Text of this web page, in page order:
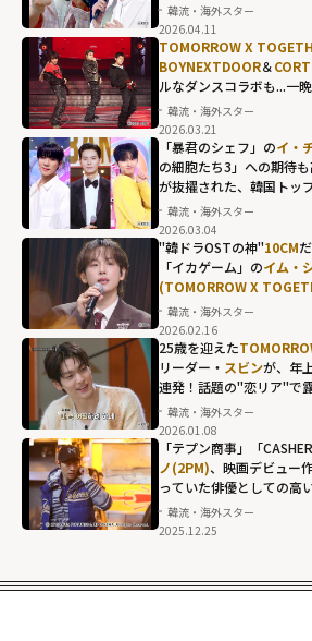
10CMからソン・
シギョンへ...日本
のバラエティで
も反響を呼ん
だ"バラードの皇
帝"に期待が集ま
る「THE
SEASONS」の新
シリーズ"
width="304"
height="203"
loading="lazy"
fetchpriority="h
igh">
韓流・海外スター
2026.04.11
TOMORROW X
BOYNEXTDOOR＆
ルなダンスコラボも...一
せ"が熱狂を呼んだ「2025
韓流・海外スター
2026.03.21
「暴君のシェフ」のイ・
の細胞たち3」への期待も
が抜擢された、韓国トッ
ジックバンク」の歴代MC
韓流・海外スター
2026.03.04
10CMだからこそ
のマッチング！
「イカゲーム」
のイム・シワ
ン、ヨンジュン
(TOMORROW X
TOGETHER)らが
顔を揃えた
SEASONS」年末
"韓ドラOSTの神"10CM
「イカゲーム」のイム・
(TOMORROW X
「THE SEASONS」年末特
韓流・海外スター
2026.02.16
25歳を迎えた
リーダー・ スビンが、年
連発！話題の"恋リア"で
向も...
韓流・海外スター
2026.01.08
「テプン商事」「
ノ(2PM)、映画デビュー
っていた俳優としての高
韓流・海外スター
2025.12.25